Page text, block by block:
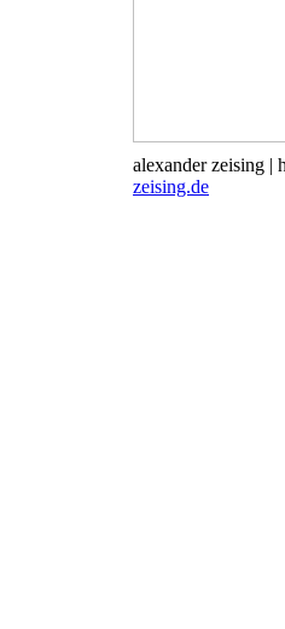
alexander zeising |
zeising.de